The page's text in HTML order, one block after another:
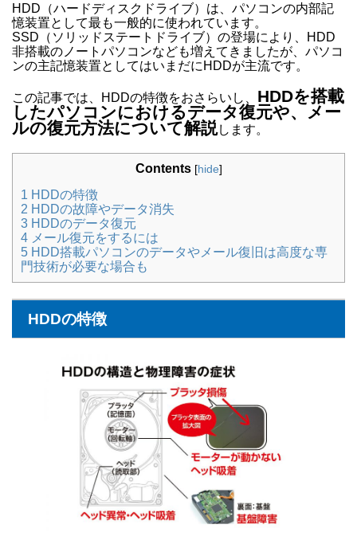
HDD（ハードディスクドライブ）は、パソコンの内部記
憶装置として最も一般的に使われています。
SSD（ソリッドステートドライブ）の登場により、HDD
非搭載のノートパソコンなども増えてきましたが、パソコ
ンの主記憶装置としてはいまだにHDDが主流です。
この記事では、HDDの特徴をおさらいし、 HDDを搭載
したパソコンにおけるデータ復元や、メー
ルの復元方法について解説します。
Contents [hide]
1 HDDの特徴
2 HDDの故障やデータ消失
3 HDDのデータ復元
4 メール復元をするには
5 HDD搭載パソコンのデータやメール復旧は高度な専
門技術が必要な場合も
HDDの特徴